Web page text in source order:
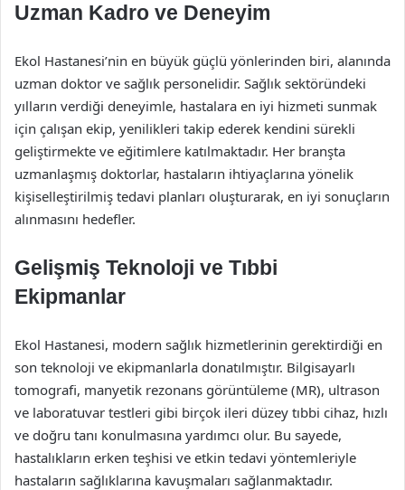
Uzman Kadro ve Deneyim
Ekol Hastanesi’nin en büyük güçlü yönlerinden biri, alanında
uzman doktor ve sağlık personelidir. Sağlık sektöründeki
yılların verdiği deneyimle, hastalara en iyi hizmeti sunmak
için çalışan ekip, yenilikleri takip ederek kendini sürekli
geliştirmekte ve eğitimlere katılmaktadır. Her branşta
uzmanlaşmış doktorlar, hastaların ihtiyaçlarına yönelik
kişiselleştirilmiş tedavi planları oluşturarak, en iyi sonuçların
alınmasını hedefler.
Gelişmiş Teknoloji ve Tıbbi
Ekipmanlar
Ekol Hastanesi, modern sağlık hizmetlerinin gerektirdiği en
son teknoloji ve ekipmanlarla donatılmıştır. Bilgisayarlı
tomografi, manyetik rezonans görüntüleme (MR), ultrason
ve laboratuvar testleri gibi birçok ileri düzey tıbbi cihaz, hızlı
ve doğru tanı konulmasına yardımcı olur. Bu sayede,
hastalıkların erken teşhisi ve etkin tedavi yöntemleriyle
hastaların sağlıklarına kavuşmaları sağlanmaktadır.